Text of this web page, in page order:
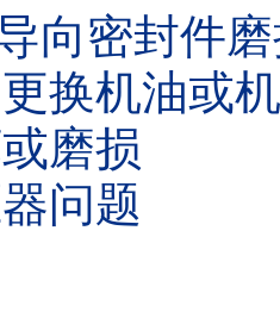
向密封件
换机油或
磨损
问题